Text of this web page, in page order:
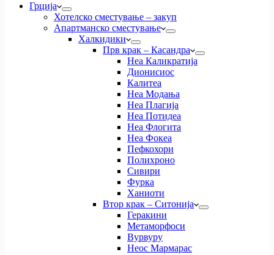
Грција
Хотелско сместување – закуп
Апартманско сместување
Халкидики
Прв крак – Касандра
Неа Каликратија
Дионисиос
Калитеа
Неа Модања
Неа Плагија
Неа Потидеа
Неа Флогита
Неа Фокеа
Пефкохори
Полихроно
Сивири
Фурка
Ханиоти
Втор крак – Ситонија
Геракини
Метаморфоси
Вурвуру
Неос Мармарас